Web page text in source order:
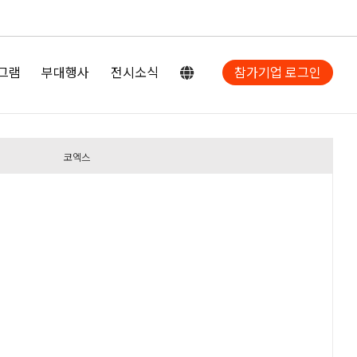
램 부대행사 전시소식 참가기업 로그인
코엑스